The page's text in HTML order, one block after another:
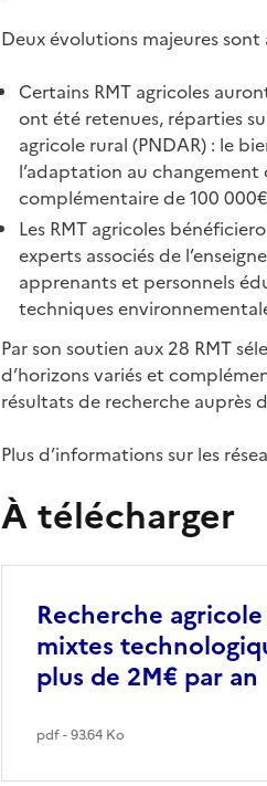
Deux évolutions majeures sont
Certains RMT agricoles
ont été retenues, réparties
agricole rural (PNDAR) : le
l’adaptation au
complémentaire de 100
Les RMT agricoles
experts associés de
apprenants et personnels
techniques
Par son soutien aux 28 RMT
d’horizons variés et
résultats de recherche auprès
Plus d’informations sur les
À télécharger
Recherche
mixtes
plus de 2M€ par an
pdf - 93.64 Ko